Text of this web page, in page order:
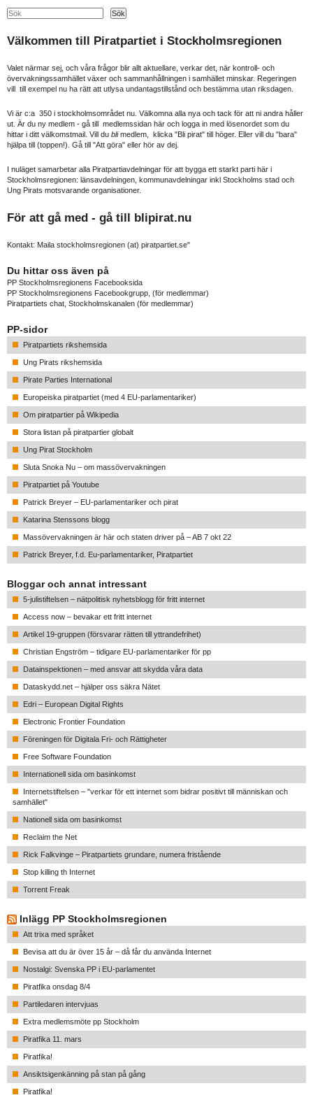
Search Sök
Välkommen till Piratpartiet i Stockholmsregionen
Valet närmar sej, och våra frågor blir allt aktuellare, verkar det, när kontroll- och
övervakningssamhället växer och sammanhållningen i samhället minskar. Regeringen
vill till exempel nu ha rätt att utlysa undantagstillstånd och bestämma utan riksdagen.
Vi är c:a 350 i stockholmsområdet nu. Välkomna alla nya och tack för att ni andra håller
ut. Är du ny medlem - gå till medlemssidan här och logga in med lösenordet som du
hittar i ditt välkomstmail. Vill du blimedlem, klicka "Bli pirat" till höger. Eller vill du "bara"
hjälpa till (toppen!). Gå till "Att göra" eller hör av dej.
I nuläget samarbetar alla Piratpartiavdelningar för att bygga ett starkt parti här i
Stockholmsregionen: länsavdelningen, kommunavdelningar inkl Stockholms stad och
Ung Pirats motsvarande organisationer.
För att gå med - gå till blipirat.nu
Kontakt: Maila stockholmsregionen (at) piratpartiet.se"
Du hittar oss även på
PP Stockholmsregionens Facebooksida
PP Stockholmsregionens Facebookgrupp , (för medlemmar)
Piratpartiets chat, Stockholmskanalen (för medlemmar)
PP-sidor
Piratpartiets rikshemsida
Ung Pirats rikshemsida
Pirate Parties International
Europeiska piratpartiet (med 4 EU-parlamentariker)
Om piratpartier på Wikipedia
Stora listan på piratpartier globalt
Ung Pirat Stockholm
Sluta Snoka Nu – om massövervakningen
Piratpartiet på Youtube
Patrick Breyer – EU-parlamentariker och pirat
Katarina Stenssons blogg
Massövervakningen är här och staten driver på – AB 7 okt 22
Patrick Breyer, f.d. Eu-parlamentariker, Piratpartiet
Bloggar och annat intressant
5-julistiftelsen – nätpolitisk nyhetsblogg för fritt internet
Access now – bevakar ett fritt internet
Artikel 19-gruppen (försvarar rätten till yttrandefrihet)
Christian Engström – tidigare EU-parlamentariker för pp
Datainspektionen – med ansvar att skydda våra data
Dataskydd.net – hjälper oss säkra Nätet
Edri – European Digital Rights
Electronic Frontier Foundation
Föreningen för Digitala Fri- och Rättigheter
Free Software Foundation
Internationell sida om basinkomst
Internetstiftelsen – "verkar för ett internet som bidrar positivt till människan och
samhället"
Nationell sida om basinkomst
Reclaim the Net
Rick Falkvinge – Piratpartiets grundare, numera fristående
Stop killing th Internet
Torrent Freak
Inlägg PP Stockholmsregionen
Att trixa med språket
Bevisa att du är över 15 år – då får du använda Internet
Nostalgi: Svenska PP i EU-parlamentet
Piratfika onsdag 8/4
Partiledaren intervjuas
Extra medlemsmöte pp Stockholm
Piratfika 11. mars
Piratfika!
Ansiktsigenkänning på stan på gång
Piratfika!